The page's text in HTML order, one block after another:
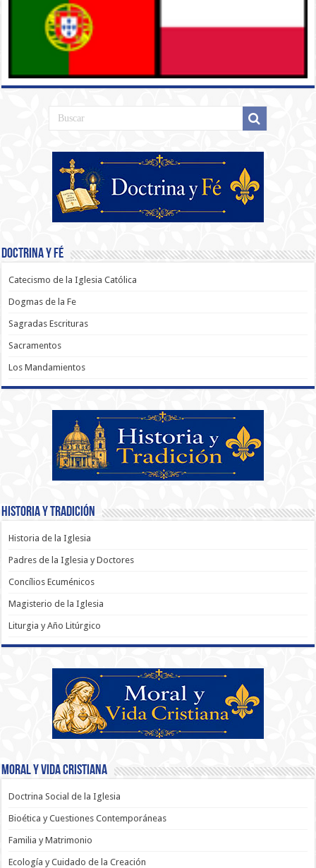
Doctrina y Fé
Catecismo de la Iglesia Católica
Dogmas de la Fe
Sagradas Escrituras
Sacramentos
Los Mandamientos
Historia y Tradición
Historia de la Iglesia
Padres de la Iglesia y Doctores
Concílios Ecuménicos
Magisterio de la Iglesia
Liturgia y Año Litúrgico
Moral y Vida Cristiana
Doctrina Social de la Iglesia
Bioética y Cuestiones Contemporáneas
Familia y Matrimonio
Ecología y Cuidado de la Creación